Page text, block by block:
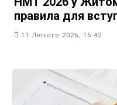
правила для
11 Лютого 2026, 15:42